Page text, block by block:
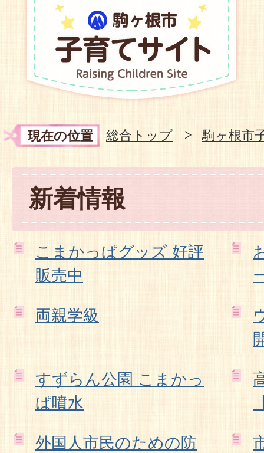
現在の位置 総合トップ 駒ヶ根市
新着情報
こまかっぱグッズ 好評
販売中
両親学級
すずらん公園 こまかっ
ぱ噴水
外国人市民のための防